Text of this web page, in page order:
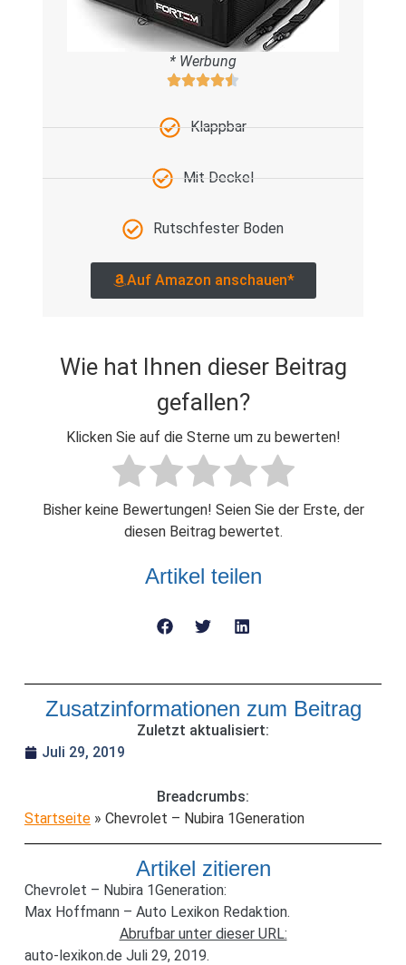
* Werbung
Klappbar
Mit Deckel
Rutschfester Boden
Auf Amazon anschauen*
Wie hat Ihnen dieser Beitrag
gefallen?
Klicken Sie auf die Sterne um zu bewerten!
Bisher keine Bewertungen! Seien Sie der Erste, der
diesen Beitrag bewertet.
Artikel teilen
Zusatzinformationen zum Beitrag
Zuletzt aktualisiert:
Juli 29, 2019
Breadcrumbs:
Startseite» Chevrolet – Nubira 1Generation
Artikel zitieren
Chevrolet – Nubira 1Generation:
Max Hoffmann – Auto Lexikon Redaktion.
Abrufbar unter dieser URL:
auto-lexikon.de Juli 29, 2019.